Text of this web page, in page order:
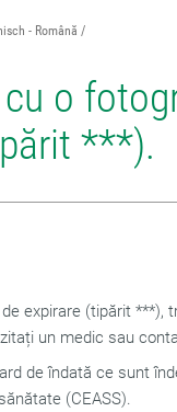
- Română
o
***).
expirare (tipărit ***),
un medic sau
de îndată ce sunt
(CEASS).